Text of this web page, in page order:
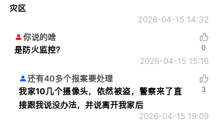
灾区
2026-04-15 14:32
你说的啥
是防火监控？
2026-04-15 15:16
0
还有40多个报案要处理
我家10几个摄像头，依然被盗，警察来了直
接跟我说没办法，并说离开我家后
2026-04-15 19:09
3